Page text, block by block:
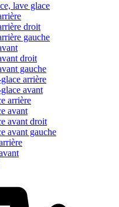
lave glace
droit
gauche
droit
gauche
arrière
avant
arrière
avant
avant droit
avant gauche